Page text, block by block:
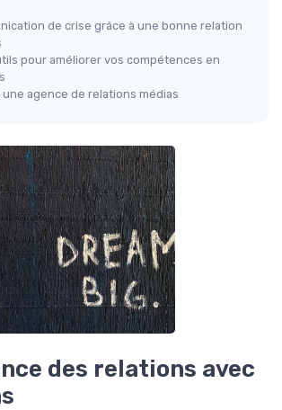
de crise grâce à une bonne relation
pour améliorer vos compétences en
agence de relations médias
des relations avec